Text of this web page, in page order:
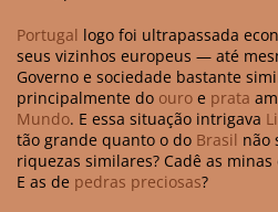
Portugal logo foi ultrapassada
seus vizinhos europeus — até
Governo e sociedade bastante
principalmente do ouro e prata
Mundo. E essa situação intrigava
tão grande quanto o do Brasil não
riquezas similares? Cadê as minas
E as de pedras preciosas?